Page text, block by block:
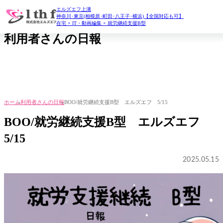
エルズエフ上溝
神奈川･東京(相模原･町田･八王子･横浜)【全国対応も可】
在宅 × IT・動画編集 × 就労継続支援B型
daily report
利用者さんの日報
ホーム利用者さんの日報BOO/就労継続支援B型 エルズエフ 5/15
BOO/就労継続支援B型 エルズエフ
5/15
2025.05.15